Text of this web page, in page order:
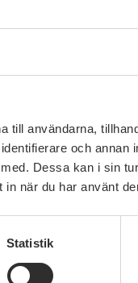
till användarna,
och annan
Dessa kan i sin
när du har använt
Statistik